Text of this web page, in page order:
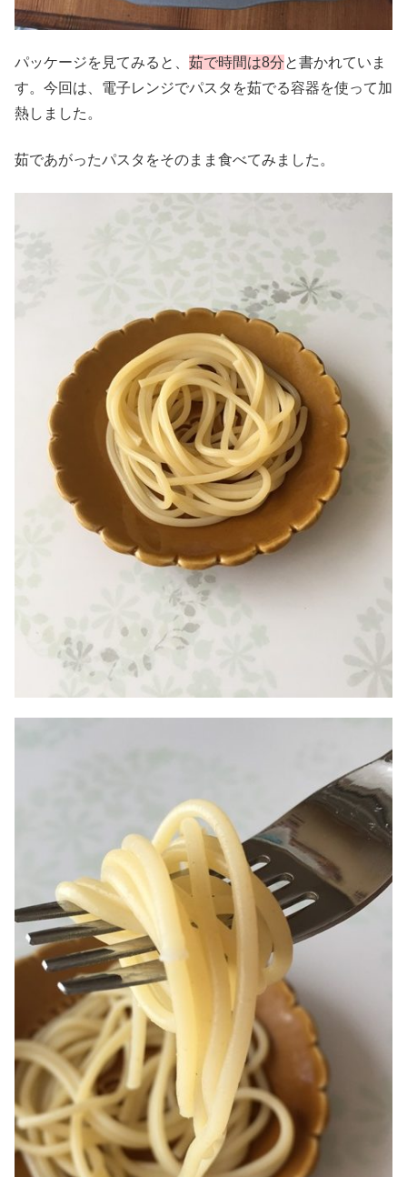
パッケージを見てみると、 茹で時間は8分と書かれていま
す。今回は、電子レンジでパスタを茹でる容器を使って加
熱しました。
茹であがったパスタをそのまま食べてみました。